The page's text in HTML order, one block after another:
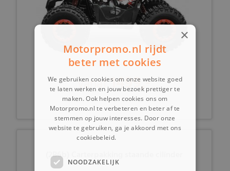
vanaf1499,-
(2B6b) Carterpakking staande cilinder
×
Motorpromo.nl rijdt
beter met cookies
We gebruiken cookies om onze website goed
te laten werken en jouw bezoek prettiger te
maken. Ook helpen cookies ons om
Motorpromo.nl te verbeteren en beter af te
stemmen op jouw interesses. Door onze
website te gebruiken, ga je akkoord met ons
cookiebeleid.
NOODZAKELIJK